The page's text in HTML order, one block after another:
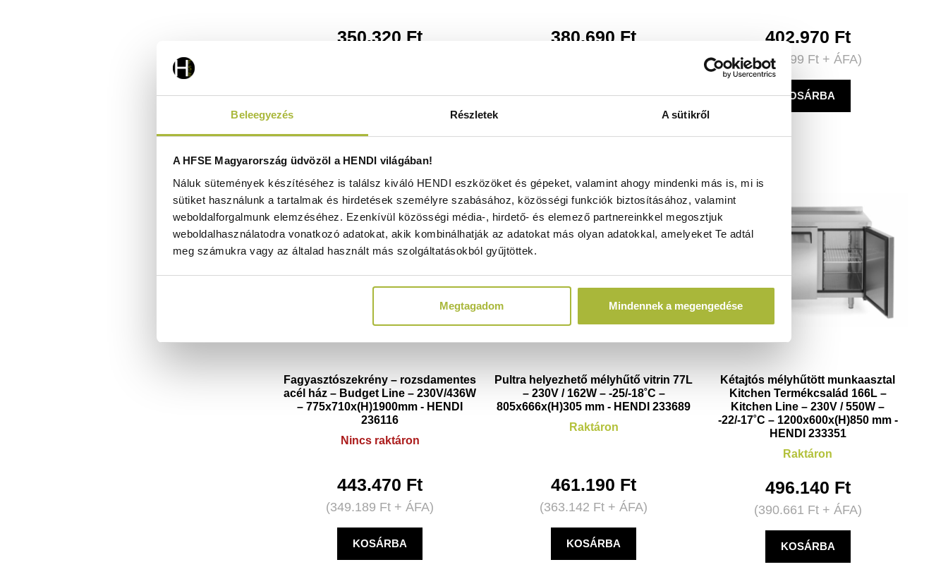
Beleegyezés Részletek A sütikről
A HFSE Magyarország üdvözöl a HENDI világában!
Náluk sütemények készítéséhez is találsz kiváló HENDI eszközöket és gépeket, valamint ahogy mindenki más is, mi is
sütiket használunk a tartalmak és hirdetések személyre szabásához, közösségi funkciók biztosításához, valamint
weboldalforgalmunk elemzéséhez. Ezenkívül közösségi média-, hirdető- és elemező partnereinkkel megosztjuk
weboldalhasználatodra vonatkozó adatokat, akik kombinálhatják az adatokat más olyan adatokkal, amelyeket Te adtál
meg számukra vagy az általad használt más szolgáltatásokból gyűjtöttek.
Megtagadom Mindennek a megengedése
350.320 Ft
KOSÁRBA
380.690 Ft
KOSÁRBA
402.970 Ft
(317.299 Ft+ ÁFA)
KOSÁRBA
Fagyasztószekrény – rozsdamentes
acél ház – Budget Line – 230V/436W
– 775x710x(H)1900mm - HENDI
236116
Nincs raktáron
443.470 Ft
(349.189 Ft + ÁFA)
KOSÁRBA
Pultra helyezhető mélyhűtő vitrin 77L
– 230V / 162W – -25/-18˚C –
805x666x(H)305 mm - HENDI 233689
Raktáron
461.190 Ft
(363.142 Ft + ÁFA)
KOSÁRBA
Kétajtós mélyhűtött munkaasztal
Kitchen Termékcsalád 166L –
Kitchen Line – 230V / 550W –
-22/-17˚C – 1200x600x(H)850 mm -
HENDI 233351
Raktáron
496.140 Ft
(390.661 Ft+ ÁFA)
KOSÁRBA